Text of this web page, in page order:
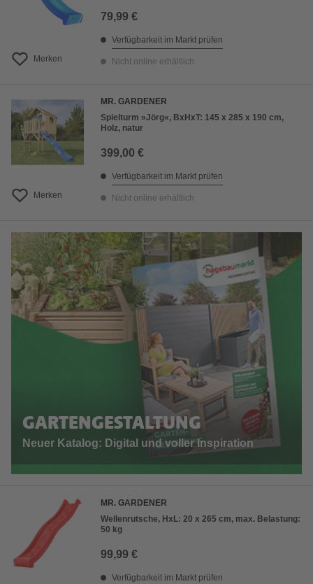
Merken
79,99 €
Verfügbarkeit im Markt prüfen
Nicht online erhältlich
Merken
MR. GARDENER
Spielturm »Jörg«, BxHxT: 145 x 285 x 190 cm,
Holz, natur
399,00 €
Verfügbarkeit im Markt prüfen
Nicht online erhältlich
GARTENGESTALTUNG
Neuer Katalog: Digital und voller Inspiration
MR. GARDENER
Wellenrutsche, HxL: 20 x 265 cm, max. Belastung:
50 kg
99,99 €
Verfügbarkeit im Markt prüfen